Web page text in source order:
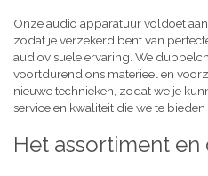
Onze audio apparatuur voldoet
zodat je verzekerd bent van
audiovisuele ervaring. We
voortdurend ons materieel en
nieuwe technieken, zodat we je
service en kwaliteit die we te bieden
Het assortiment